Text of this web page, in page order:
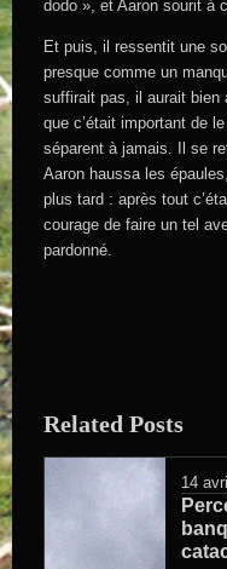
dodo », et Aaron sourit à
Et puis, il ressentit une
presque comme un
suffirait pas, il aurait bien
que c’était important de
séparent à jamais. Il se
Aaron haussa les
plus tard : après tout
courage de faire un tel
pardonné.
Related Posts
14